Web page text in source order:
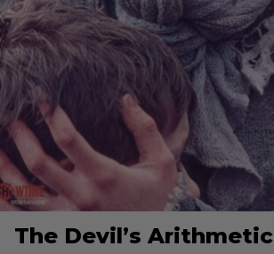
The Devil’s Arithmetic